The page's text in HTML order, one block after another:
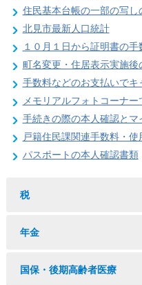
住民基本台帳の一部の写し
北見市最新人口統計
１０月１日から証明書の
町名変更・住居表示実施後
手数料などのお支払いで
メモリアルフォトコーナ
手続きの際の本人確認と
戸籍住民課関連手数料・使
パスポートの本人確認書類
税
年金
国保・後期高齢者医療